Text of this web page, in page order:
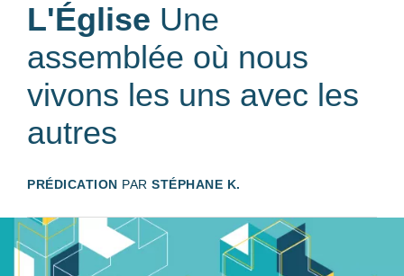
L'Église Une
assemblée où nous
vivons les uns avec les
autres
PRÉDICATION PAR STÉPHANE K.